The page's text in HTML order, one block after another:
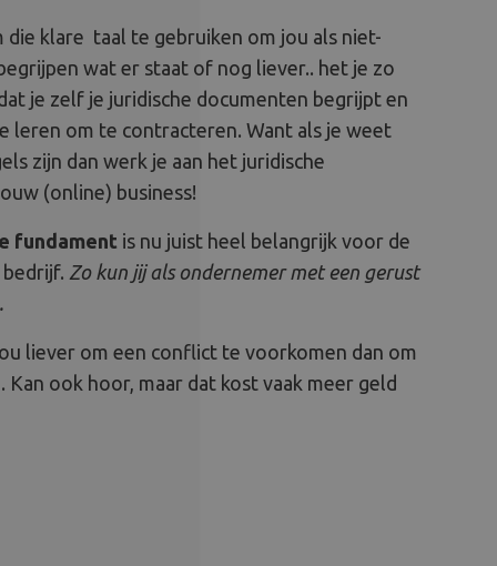
die klare taal te gebruiken om jou als niet-
wat er staat of nog liever.. het je zo
je zelf je juridische documenten begrijpt en
leren om te contracteren. Want als je weet
zijn dan werk je aan het juridische
(online) business!
fundament is nu juist heel belangrijk voor de
Zo kun jij als ondernemer met een gerust
liever om een conflict te voorkomen dan om
Kan ook hoor, maar dat kost vaak meer geld